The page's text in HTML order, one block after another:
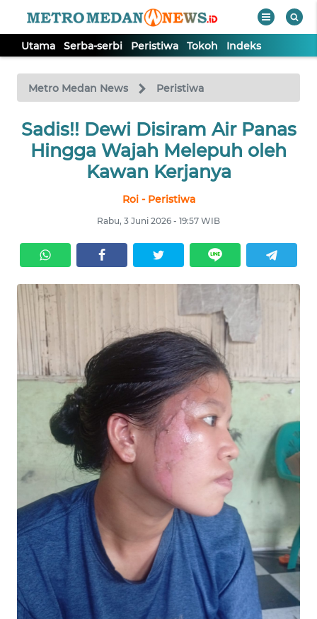
Utama Serba-serbi Peristiwa Tokoh Indeks
Metro Medan News Peristiwa
Sadis!! Dewi Disiram Air Panas
Hingga Wajah Melepuh oleh
Kawan Kerjanya
Roi - Peristiwa
Rabu, 3 Juni 2026 - 19:57 WIB
TV
Tutup
UTAMA
TOKOH
Informasi
INDEKS
BERITA
KONTAK
TENTANG
KAMI
PEDOMAN
MEDIA
SIBER
REDAKSI